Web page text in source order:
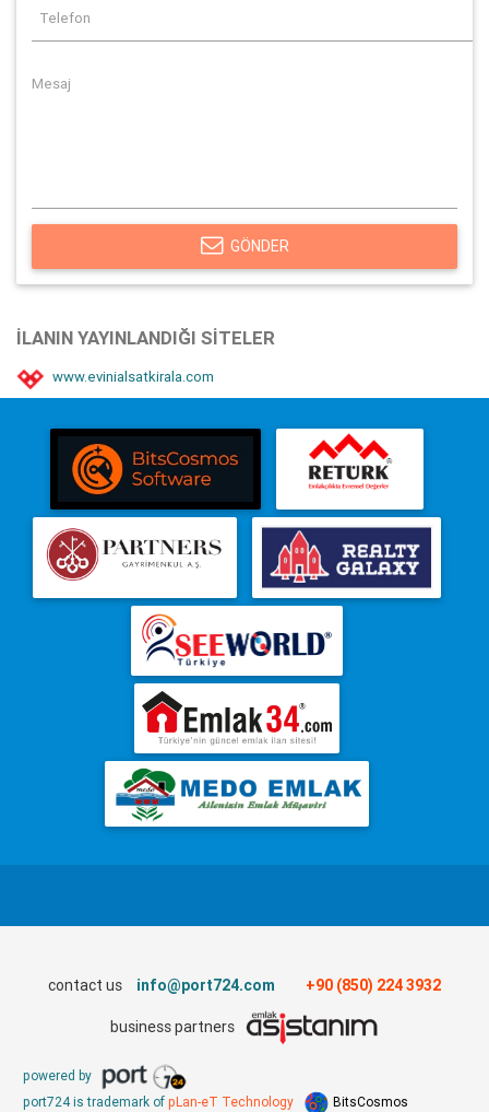
GÖNDER
İLANIN YAYINLANDIĞI SITELER
www.evinialsatkirala.com
contact us info@port724.com +90 (850) 224 3932
business partners
powered by
port724 is trademark of pLan-eT Technology BitsCosmos